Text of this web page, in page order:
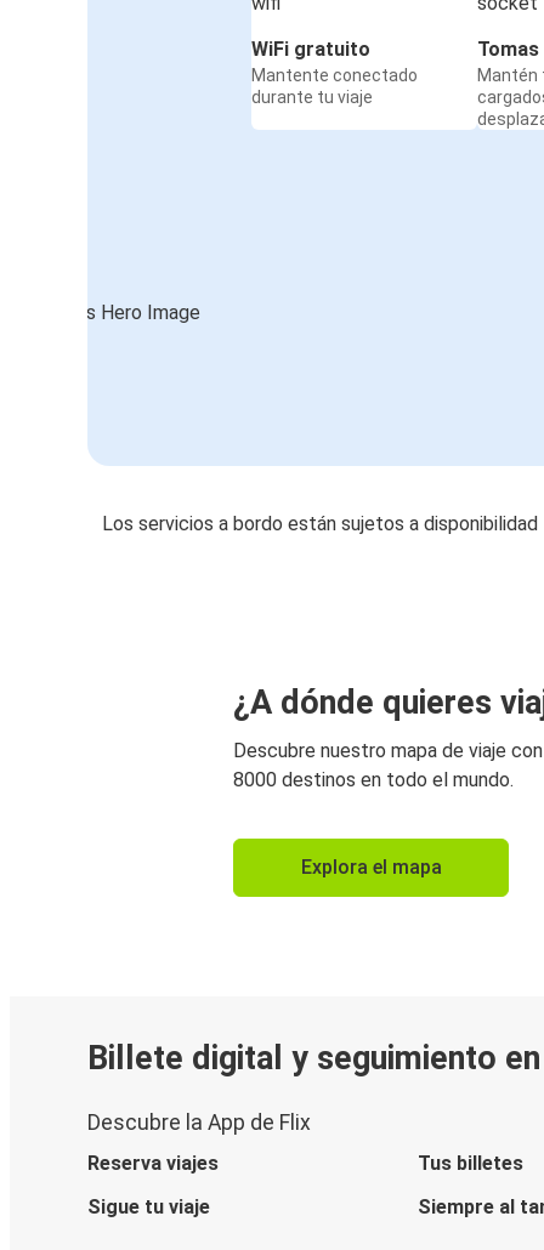
WiFi gratuito
Mantente conectado
durante tu viaje
Mantén
Los servicios a bordo están sujetos a disponibilidad
¿A dónde quieres
Descubre nuestro mapa de viaje
8000 destinos en todo el mundo.
Explora el mapa
Billete digital y seguimiento
Descubre la App de Flix
Reserva viajes
Tus billetes
Sigue tu viaje
Siempre al